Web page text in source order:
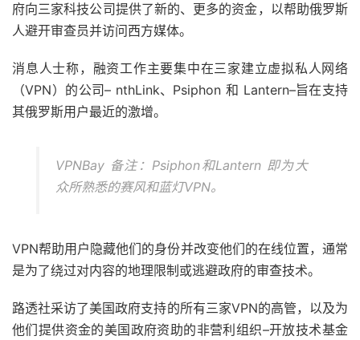
府向三家科技公司提供了新的、更多的资金，以帮助俄罗斯
人避开审查员并访问西方媒体。
消息人士称，融资工作主要集中在三家建立虚拟私人网络
（VPN）的公司– nthLink、Psiphon 和 Lantern–旨在支持
其俄罗斯用户最近的激增。
VPNBay 备注：Psiphon和Lantern 即为大
众所熟悉的赛风和蓝灯VPN。
VPN帮助用户隐藏他们的身份并改变他们的在线位置，通常
是为了绕过对内容的地理限制或逃避政府的审查技术。
路透社采访了美国政府支持的所有三家VPN的高管，以及为
他们提供资金的美国政府资助的非营利组织–开放技术基金